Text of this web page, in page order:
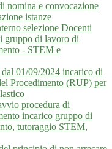
nomina e convocazione
istanze
selezione Docenti
gruppo di lavoro di
- STEM e
01/09/2024 incarico di
Procedimento (RUP) per
procedura di
incarico gruppo di
tutoraggio STEM,